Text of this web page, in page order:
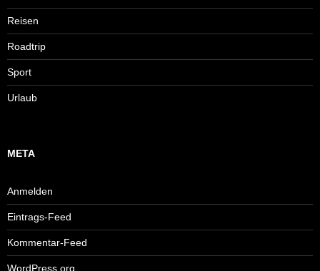
Reisen
Roadtrip
Sport
Urlaub
META
Anmelden
Eintrags-Feed
Kommentar-Feed
WordPress.org